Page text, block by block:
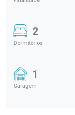
2
Dormitórios
1
Garagem